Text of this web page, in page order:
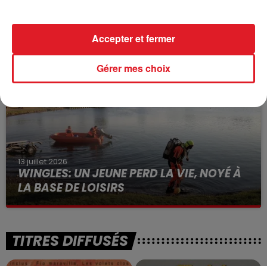
BÉTHUNE: ENQUÊTE POUR HOMICIDE
VOLONTAIRE EN COURS, APRÈS LA...
Selon les premiers éléments, le logement servait
à des prostituées
13 juillet 2026
WINGLES: UN JEUNE PERD LA VIE, NOYÉ À
LA BASE DE LOISIRS
La victime a coulé à pic
TITRES DIFFUSÉS
Gérer mes choix
Accepter et fermer